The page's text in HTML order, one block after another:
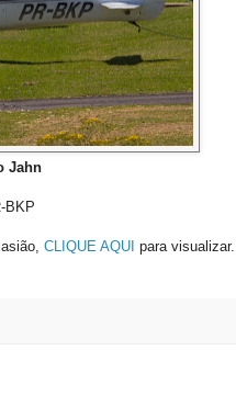
Jahn
BKP
CLIQUE AQUI para visualizar.